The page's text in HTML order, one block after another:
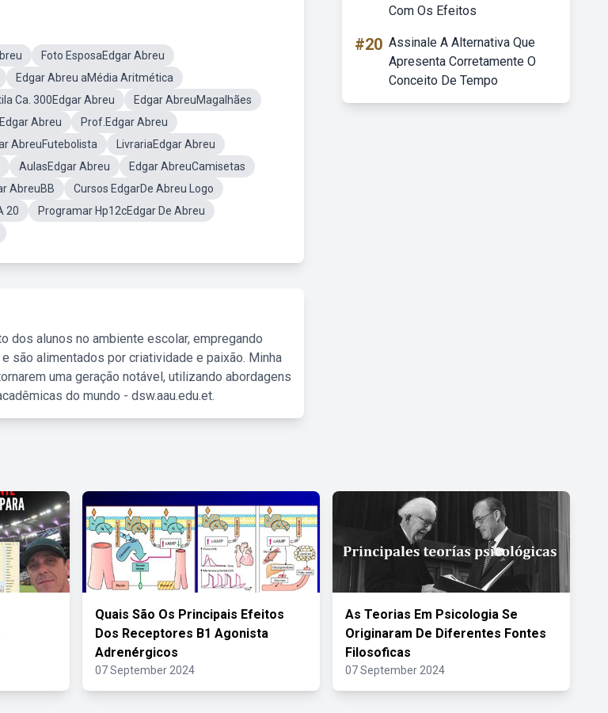
Foto EsposaEdgar Abreu
Edgar Abreu aMédia Aritmética
Ca. 300Edgar Abreu
Edgar AbreuMagalhães
Abreu
Prof.Edgar Abreu
AbreuFutebolista
LivrariaEdgar Abreu
AulasEdgar Abreu
Edgar AbreuCamisetas
AbreuBB
Cursos EdgarDe Abreu Logo
20
Programar Hp12cEdgar De Abreu
dos alunos no ambiente escolar, empregando
são alimentados por criatividade e paixão. Minha
uma geração notável, utilizando abordagens
do mundo - dsw.aau.edu.et.
Com Os Efeitos
#20 Assinale A Alternativa Que
Apresenta Corretamente O
Conceito De Tempo
Quais São Os Principais Efeitos
Dos Receptores B1 Agonista
Adrenérgicos
07 September 2024
As Teorias Em Psicologia Se
Originaram De Diferentes Fontes
Filosoficas
07 September 2024